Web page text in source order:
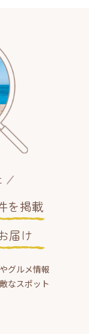
を掲載
届け
グルメ情報
なスポット